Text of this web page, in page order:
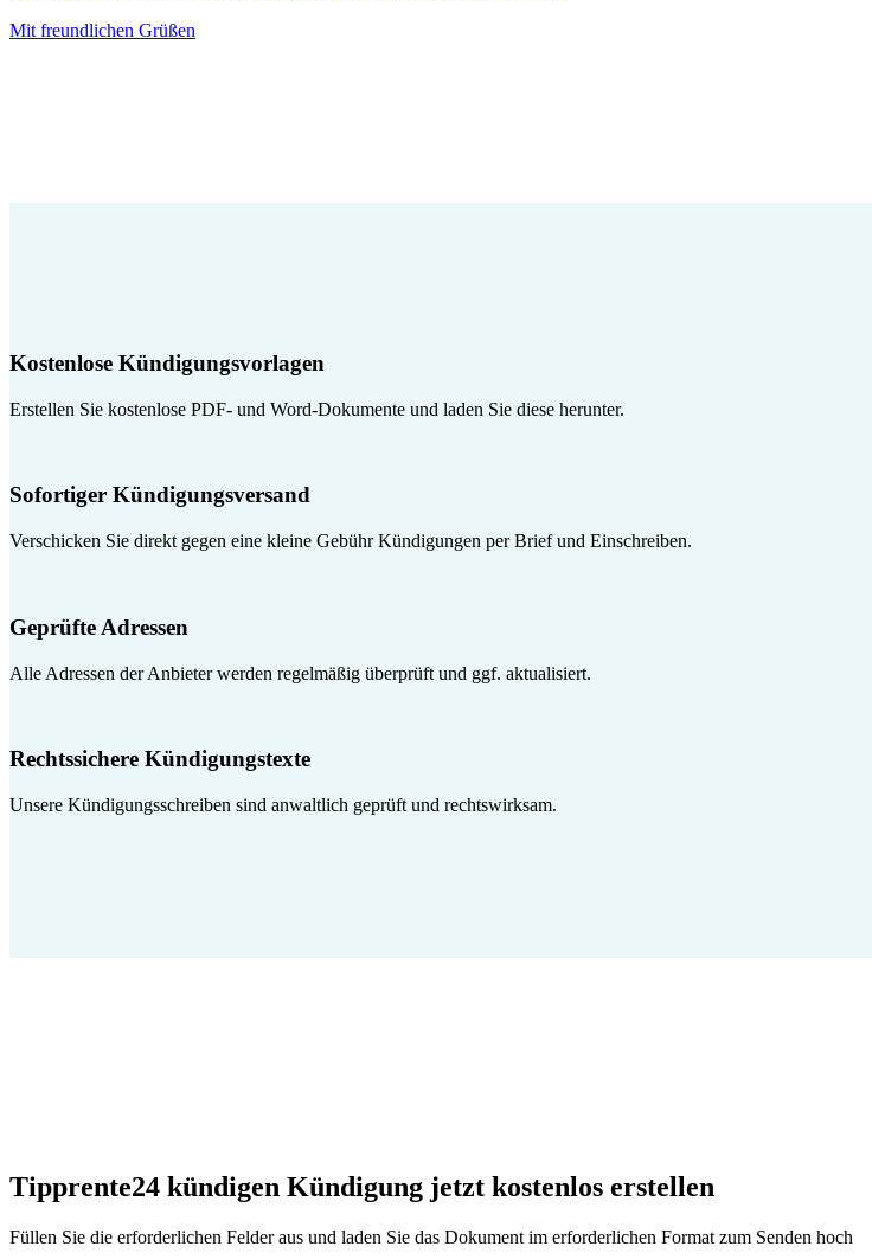
Mit freundlichen Grüßen
Kostenlose Kündigungsvorlagen
Erstellen Sie kostenlose PDF- und Word-Dokumente und laden Sie diese herunter.
Sofortiger Kündigungsversand
Verschicken Sie direkt gegen eine kleine Gebühr Kündigungen per Brief und Einschreiben.
Geprüfte Adressen
Alle Adressen der Anbieter werden regelmäßig überprüft und ggf. aktualisiert.
Rechtssichere Kündigungstexte
Unsere Kündigungsschreiben sind anwaltlich geprüft und rechtswirksam.
Tipprente24 kündigen Kündigung jetzt kostenlos erstellen
Füllen Sie die erforderlichen Felder aus und laden Sie das Dokument im erforderlichen Format zum Senden hoch